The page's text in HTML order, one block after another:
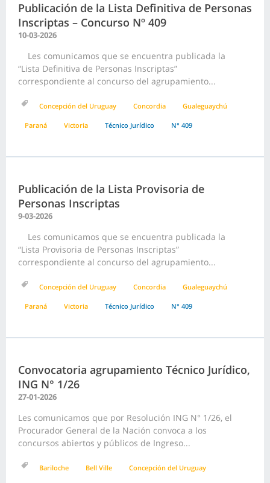
Publicación de la Lista Definitiva de Personas
Inscriptas – Concurso Nº 409
10-03-2026
Les comunicamos que se encuentra publicada la
“Lista Definitiva de Personas Inscriptas”
correspondiente al concurso del agrupamiento...
Concepción del Uruguay Concordia Gualeguaychú
Paraná Victoria Técnico Jurídico N° 409
Publicación de la Lista Provisoria de
Personas Inscriptas
9-03-2026
Les comunicamos que se encuentra publicada la
“Lista Provisoria de Personas Inscriptas”
correspondiente al concurso del agrupamiento...
Concepción del Uruguay Concordia Gualeguaychú
Paraná Victoria Técnico Jurídico N° 409
Convocatoria agrupamiento Técnico Jurídico,
ING N° 1/26
27-01-2026
Les comunicamos que por Resolución ING N° 1/26, el
Procurador General de la Nación convoca a los
concursos abiertos y públicos de Ingreso...
Bariloche Bell Ville Concepción del Uruguay